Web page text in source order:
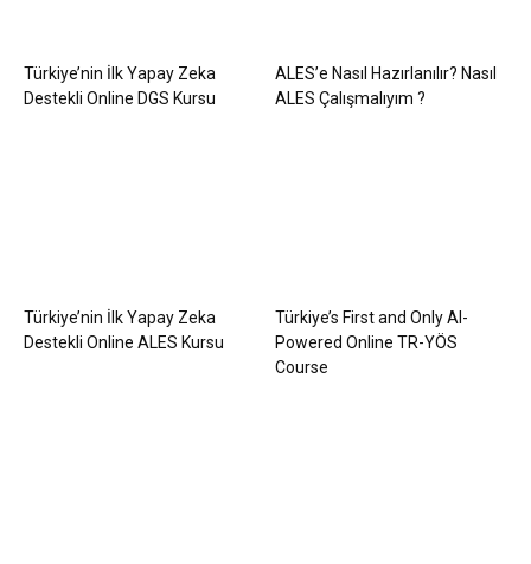
Türkiye’nin İlk Yapay Zeka
Destekli Online DGS Kursu
ALES’e Nasıl Hazırlanılır? Nasıl
ALES Çalışmalıyım ?
Türkiye’nin İlk Yapay Zeka
Destekli Online ALES Kursu
Türkiye’s First and Only AI-
Powered Online TR-YÖS
Course